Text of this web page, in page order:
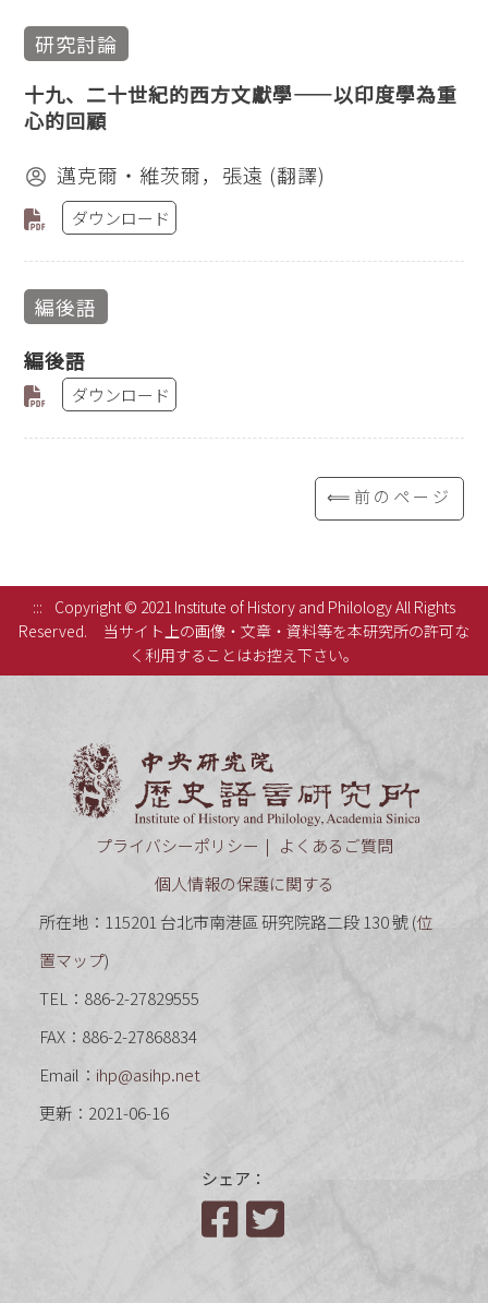
研究討論
十九、二十世紀的西方文獻學——以印度學為重
心的回顧
邁克爾‧維茨爾，張遠 (翻譯)
ダウンロード
編後語
編後語
ダウンロード
⟸前のページ
:::
Copyright © 2021 Institute of History and Philology All Rights
Reserved.
当サイト上の画像・文章・資料等を本研究所の許可な
く利用することはお控え下さい。
プライバシーポリシー
よくあるご質問
個人情報の保護に関する
所在地：115201 台北市南港區 研究院路二段 130 號 (位
置マップ)
TEL：886-2-27829555
FAX：886-2-27868834
Email： ihp@asihp.net
更新：2021-06-16
シェア：
Facebook